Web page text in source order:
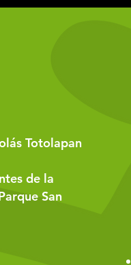
Totolapan
de la
San